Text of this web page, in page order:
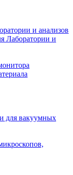
и анализов
Лаборатории и
для вакуумных